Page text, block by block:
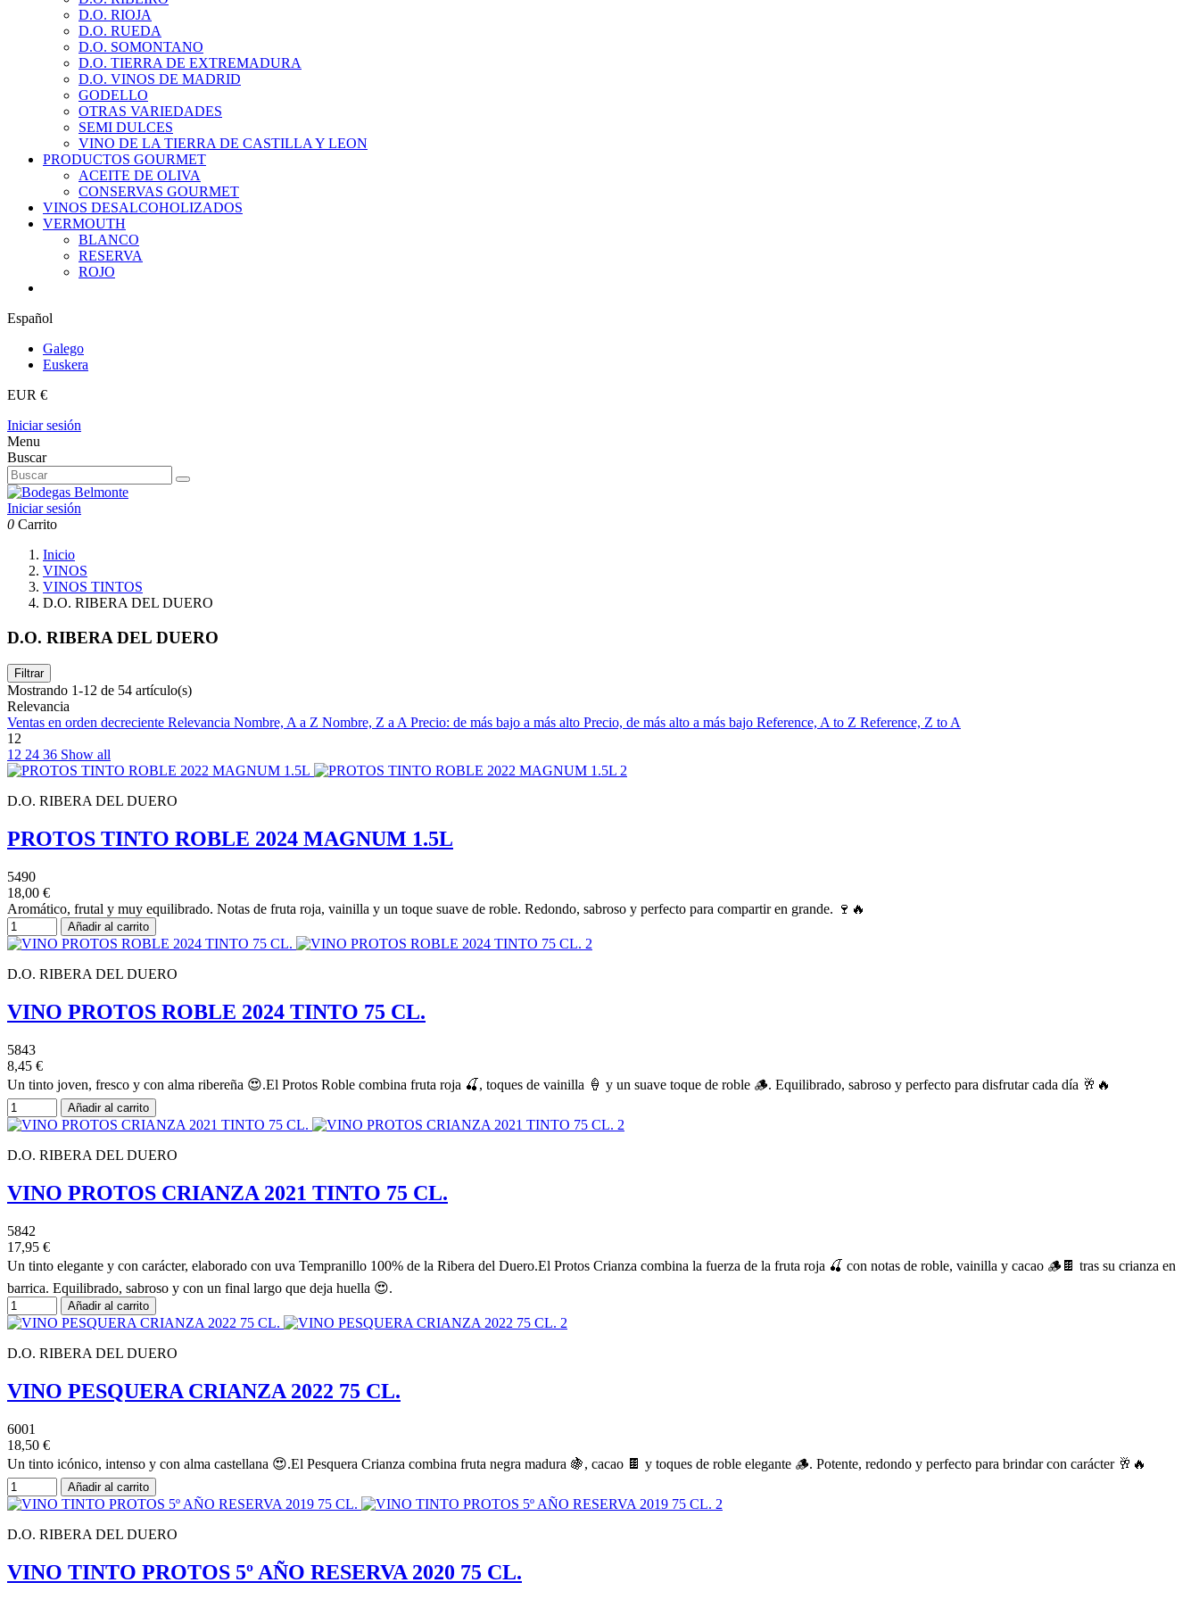
D.O. RIOJA
D.O. RUEDA
D.O. SOMONTANO
D.O. TIERRA DE EXTREMADURA
D.O. VINOS DE MADRID
GODELLO
OTRAS VARIEDADES
SEMI DULCES
VINO DE LA TIERRA DE CASTILLA Y LEON
PRODUCTOS GOURMET
ACEITE DE OLIVA
CONSERVAS GOURMET
VINOS DESALCOHOLIZADOS
VERMOUTH
BLANCO
RESERVA
ROJO
Español
Galego
Euskera
EUR €
Iniciar sesión
Menu
Buscar
Iniciar sesión
0 Carrito
Inicio
VINOS
VINOS TINTOS
D.O. RIBERA DEL DUERO
D.O. RIBERA DEL DUERO
Filtrar
Mostrando 1-12 de 54 artículo(s)
Relevancia
Ventas en orden decreciente Relevancia Nombre, A a Z Nombre, Z a APrecio: de más bajo a más alto Precio, de más alto a más bajo Reference, A to Z Reference, Z to A
12
12 24 36 Show all
D.O. RIBERA DEL DUERO
PROTOS TINTO ROBLE 2024 MAGNUM 1.5L
5490
18,00 €
Aromático, frutal y muy equilibrado. Notas de fruta roja, vainilla y un toque suave de roble. Redondo, sabroso y perfecto para compartir en grande. 🍷🔥
Añadir al carrito
D.O. RIBERA DEL DUERO
VINO PROTOS ROBLE 2024 TINTO 75 CL.
5843
8,45 €
Un tinto joven, fresco y con alma ribereña 😍.El Protos Roble combina fruta roja 🍒, toques de vainilla 🍦 y un suave toque de roble 🪵. Equilibrado, sabroso y perfecto para disfrutar cada día 🥂🔥
Añadir al carrito
D.O. RIBERA DEL DUERO
VINO PROTOS CRIANZA 2021 TINTO 75 CL.
5842
17,95 €
Un tinto elegante y con carácter, elaborado con uva Tempranillo 100% de la Ribera del Duero.El Protos Crianza combina la fuerza de la fruta roja 🍒 con notas de roble, vainilla y cacao 🪵🍫 tras su crianza en
barrica. Equilibrado, sabroso y con un final largo que deja huella 😍.
Añadir al carrito
D.O. RIBERA DEL DUERO
VINO PESQUERA CRIANZA 2022 75 CL.
6001
18,50 €
Un tinto icónico, intenso y con alma castellana 😍.El Pesquera Crianza combina fruta negra madura 🍇, cacao 🍫 y toques de roble elegante 🪵. Potente, redondo y perfecto para brindar con carácter 🥂🔥
Añadir al carrito
D.O. RIBERA DEL DUERO
VINO TINTO PROTOS 5º AÑO RESERVA 2020 75 CL.